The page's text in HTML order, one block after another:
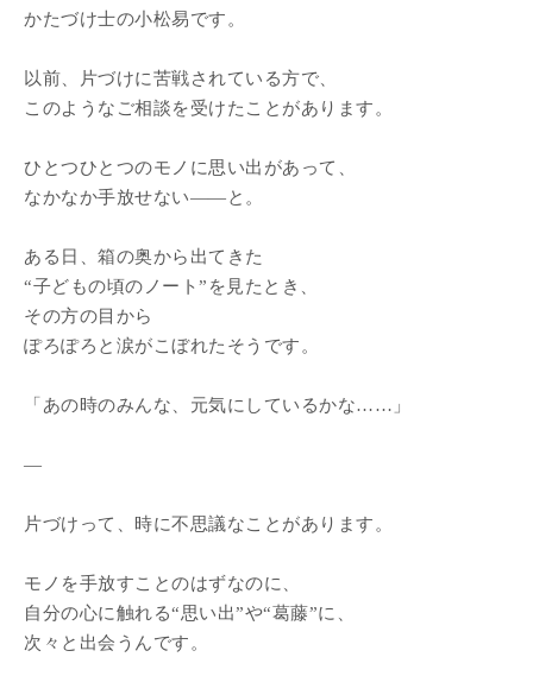
かたづけ士の小松易です。
以前、片づけに苦戦されている方で、
このようなご相談を受けたことがあります。
ひとつひとつのモノに思い出があって、
なかなか手放せない——と。
ある日、箱の奥から出てきた
“子どもの頃のノート”を見たとき、
その方の目から
ぽろぽろと涙がこぼれたそうです。
「あの時のみんな、元気にしているかな……」
—
片づけって、時に不思議なことがあります。
モノを手放すことのはずなのに、
自分の心に触れる“思い出”や“葛藤”に、
次々と出会うんです。